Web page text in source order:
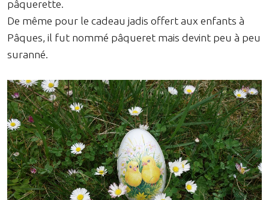
pâquerette.
De même pour le cadeau jadis offert aux enfants à
Pâques, il fut nommé pâqueret mais devint peu à peu
suranné.